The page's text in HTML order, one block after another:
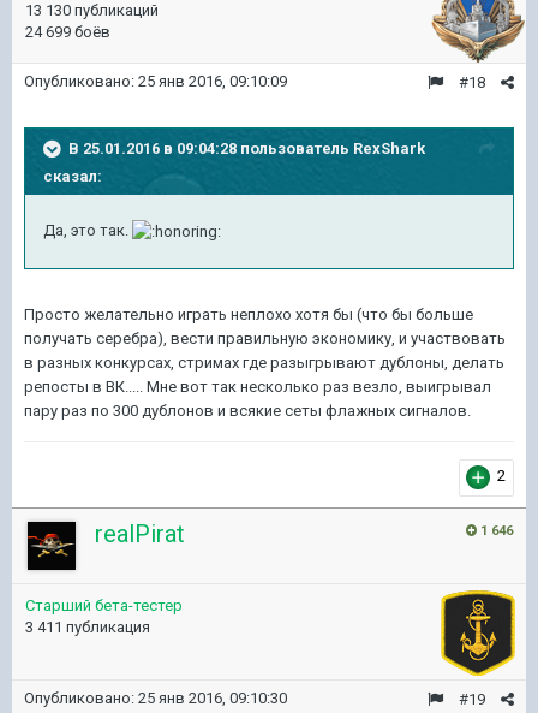
13 130 публикаций
24 699 боёв
#18
Опубликовано: 25 янв 2016, 09:10:09
В 25.01.2016 в 09:04:28 пользователь RexShark
сказал:
Да, это так.
Просто желательно играть неплохо хотя бы (что бы больше
получать серебра), вести правильную экономику, и участвовать
в разных конкурсах, стримах где разыгрывают дублоны, делать
репосты в ВК..... Мне вот так несколько раз везло, выигрывал
пару раз по 300 дублонов и всякие сеты флажных сигналов.
2
1 646
realPirat
Старший бета-тестер
3 411 публикация
#19
Опубликовано: 25 янв 2016, 09:10:30